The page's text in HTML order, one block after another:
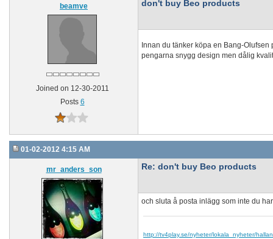
beamve
Joined on 12-30-2011
Posts 6
don't buy Beo products
Innan du tänker köpa en Bang-
pengarna snygg design men dålig
01-02-2012 4:15 AM
mr_anders_son Re: don't buy Beo products
och sluta å posta inlägg som inte du
http://tv4play.se/nyheter/lokala_nyheter/